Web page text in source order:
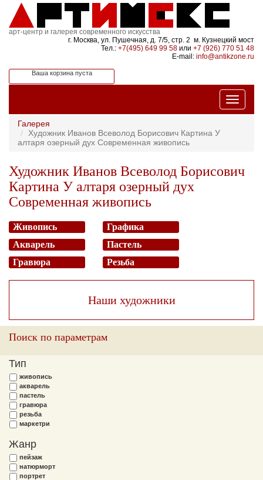
арт-центр и галерея современного искусства
г. Москва, ул. Пушечная, д. 7/5, стр. 2 м. Кузнецкий мост
Тел.: +7(495) 649 99 58 или +7 (926) 770 51 48
E-mail: info@antikzone.ru
Ваша корзина пуста
Галерея
Художник Иванов Всеволод Борисович Картина У
алтаря озерный дух Современная живопись
Художник Иванов Всеволод Борисович
Картина У алтаря озерный дух
Современная живопись
Живопись
Графика
Акварель
Пастель
Гравюра
Резьба
Наши художники
Поиск по параметрам
Тип
живопись
акварель
пастель
гравюра
резьба
маркетри
Жанр
пейзаж
натюрморт
портрет